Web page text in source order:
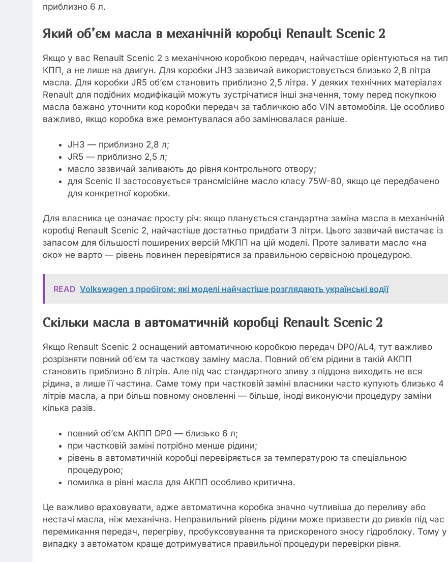
приблизно 6 л.
Який об’єм масла в механічній коробці Renault Scenic 2
Якщо у вас Renault Scenic 2 з механічною коробкою передач, найчастіше орієнтуються на тип
КПП, а не лише на двигун. Для коробки JH3 зазвичай використовується близько 2,8 літра
масла. Для коробки JR5 об’єм становить приблизно 2,5 літра. У деяких технічних матеріалах
Renault для подібних модифікацій можуть зустрічатися інші значення, тому перед покупкою
масла бажано уточнити код коробки передач за табличкою або VIN автомобіля. Це особливо
важливо, якщо коробка вже ремонтувалася або замінювалася раніше.
JH3 — приблизно 2,8 л;
JR5 — приблизно 2,5 л;
масло зазвичай заливають до рівня контрольного отвору;
для Scenic II застосовується трансмісійне масло класу 75W-80, якщо це передбачено
для конкретної коробки.
Для власника це означає просту річ: якщо планується стандартна заміна масла в механічній
коробці Renault Scenic 2, найчастіше достатньо придбати 3 літри. Цього зазвичай вистачає із
запасом для більшості поширених версій МКПП на цій моделі. Проте заливати масло «на
око» не варто — рівень повинен перевірятися за правильною сервісною процедурою.
READ Volkswagen з пробігом: які моделі найчастіше розглядають українські водії
Скільки масла в автоматичній коробці Renault Scenic 2
Якщо Renault Scenic 2 оснащений автоматичною коробкою передач DP0/AL4, тут важливо
розрізняти повний об’єм та часткову заміну масла. Повний об’єм рідини в такій АКПП
становить приблизно 6 літрів. Але під час стандартного зливу з піддона виходить не вся
рідина, а лише її частина. Саме тому при частковій заміні власники часто купують близько 4
літрів масла, а при більш повному оновленні — більше, іноді виконуючи процедуру заміни
кілька разів.
повний об’єм АКПП DP0 — близько 6 л;
при частковій заміні потрібно менше рідини;
рівень в автоматичній коробці перевіряється за температурою та спеціальною
процедурою;
помилка в рівні масла для АКПП особливо критична.
Це важливо враховувати, адже автоматична коробка значно чутливіша до переливу або
нестачі масла, ніж механічна. Неправильний рівень рідини може призвести до ривків під час
перемикання передач, перегріву, пробуксовування та прискореного зносу гідроблоку. Тому у
випадку з автоматом краще дотримуватися правильної процедури перевірки рівня.